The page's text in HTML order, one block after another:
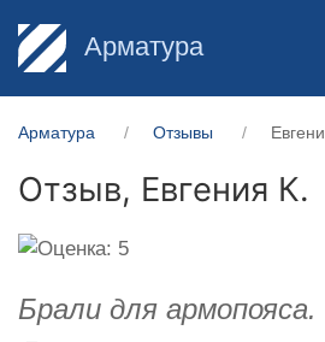
Арматура
Арматура Отзывы
Отзыв, Евгения К.
Брали для армопояса.